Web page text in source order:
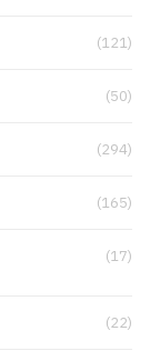
(121)
(50)
(294)
(165)
(17)
(22)